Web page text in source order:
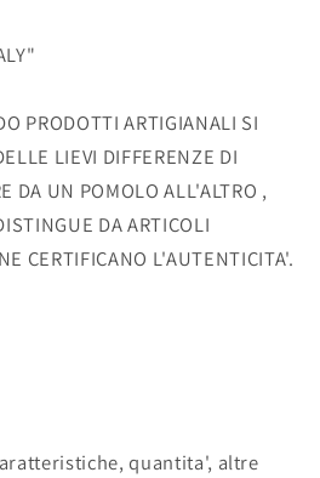
PRODOTTI ARTIGIANALI SI
LIEVI DIFFERENZE DI
DA UN POMOLO ALL'ALTRO ,
DA ARTICOLI
CERTIFICANO L'AUTENTICITA'.
quantita', altre